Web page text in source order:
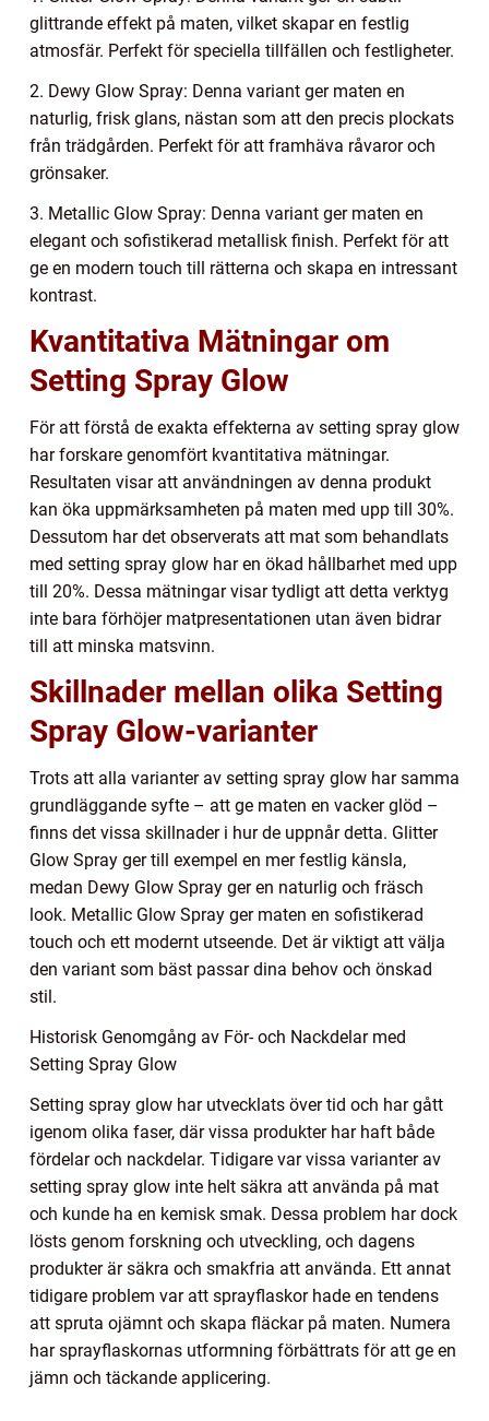
glittrande effekt på maten, vilket skapar en festlig
atmosfär. Perfekt för speciella tillfällen och festligheter.
2. Dewy Glow Spray: Denna variant ger maten en
naturlig, frisk glans, nästan som att den precis plockats
från trädgården. Perfekt för att framhäva råvaror och
grönsaker.
3. Metallic Glow Spray: Denna variant ger maten en
elegant och sofistikerad metallisk finish. Perfekt för att
ge en modern touch till rätterna och skapa en intressant
kontrast.
Kvantitativa Mätningar om
Setting Spray Glow
För att förstå de exakta effekterna av setting spray glow
har forskare genomfört kvantitativa mätningar.
Resultaten visar att användningen av denna produkt
kan öka uppmärksamheten på maten med upp till 30%.
Dessutom har det observerats att mat som behandlats
med setting spray glow har en ökad hållbarhet med upp
till 20%. Dessa mätningar visar tydligt att detta verktyg
inte bara förhöjer matpresentationen utan även bidrar
till att minska matsvinn.
Skillnader mellan olika Setting
Spray Glow-varianter
Trots att alla varianter av setting spray glow har samma
grundläggande syfte – att ge maten en vacker glöd –
finns det vissa skillnader i hur de uppnår detta. Glitter
Glow Spray ger till exempel en mer festlig känsla,
medan Dewy Glow Spray ger en naturlig och fräsch
look. Metallic Glow Spray ger maten en sofistikerad
touch och ett modernt utseende. Det är viktigt att välja
den variant som bäst passar dina behov och önskad
stil.
Historisk Genomgång av För- och Nackdelar med
Setting Spray Glow
Setting spray glow har utvecklats över tid och har gått
igenom olika faser, där vissa produkter har haft både
fördelar och nackdelar. Tidigare var vissa varianter av
setting spray glow inte helt säkra att använda på mat
och kunde ha en kemisk smak. Dessa problem har dock
lösts genom forskning och utveckling, och dagens
produkter är säkra och smakfria att använda. Ett annat
tidigare problem var att sprayflaskor hade en tendens
att spruta ojämnt och skapa fläckar på maten. Numera
har sprayflaskornas utformning förbättrats för att ge en
jämn och täckande applicering.